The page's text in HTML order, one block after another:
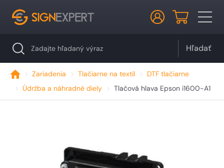
Hľadať
Zariadenia Tlačiarne na textil
DTF tlačiarne
Údržba a náhradné diely
Tlačová hlava Epson i1600-A1